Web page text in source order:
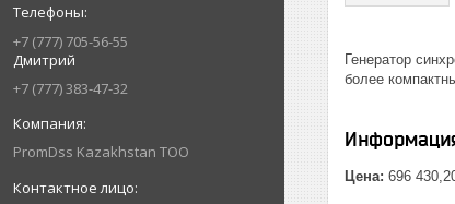
+7 (777) 705-56-55
Дмитрий
+7 (777) 383-47-32
PromDss Kazakhstan TOO
Генератор
более
Цена: 696